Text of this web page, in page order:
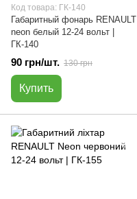
Код товара: ГК-140
Габаритный фонарь RENAULT
neon белый 12-24 вольт |
ГК-140
90 грн/шт. 130 грн
Купить